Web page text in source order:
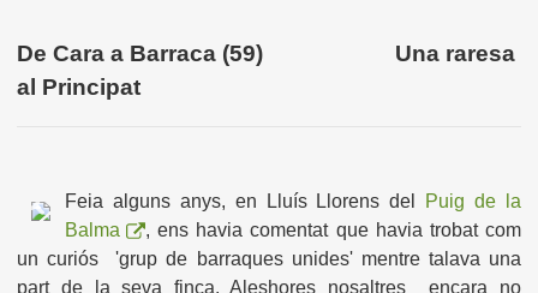
De Cara a Barraca (59) Una raresa
al Principat
Feia alguns anys, en Lluís Llorens del
Puig de la
Balma
, ens havia comentat que havia trobat com
un curiós 'grup de barraques unides' mentre talava una
part de la seva finca. Aleshores nosaltres encara no